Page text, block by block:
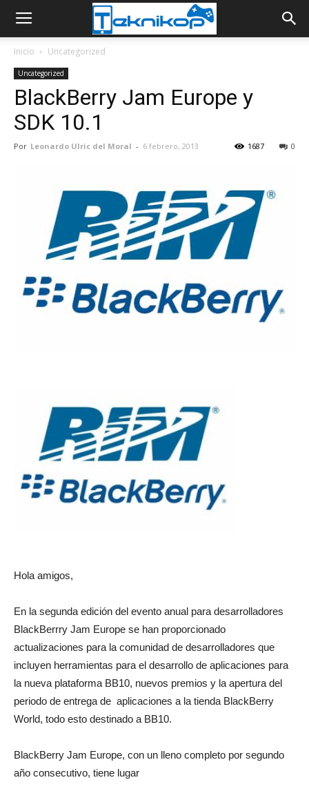
Inicio Uncategorized
Uncategorized
BlackBerry Jam Europe y
SDK 10.1
Por Leonardo Ulric del Moral - 6 febrero, 2013 0
1687
Hola amigos,
En la segunda edición del evento anual para desarrolladores
BlackBerrry Jam Europe se han proporcionado
actualizaciones para la comunidad de desarrolladores que
incluyen herramientas para el desarrollo de aplicaciones para
la nueva plataforma BB10, nuevos premios y la apertura del
periodo de entrega de aplicaciones a la tienda BlackBerry
World, todo esto destinado a BB10.
BlackBerry Jam Europe, con un lleno completo por segundo
año consecutivo, tiene lugar